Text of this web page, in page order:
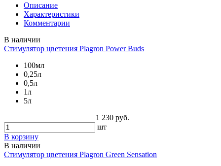
Описание
Характеристики
Комментарии
В наличии
Стимулятор цветения Plagron Power Buds
100мл
0,25л
0,5л
1л
5л
1 230 руб.
шт
В корзину
В наличии
Стимулятор цветения Plagron Green Sensation